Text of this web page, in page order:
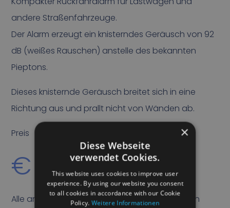
andere Straßenfahrzeuge.
Der Alarm erzeugt ein knisterndes Geräusch von 92
dB (weißes Rauschen) anstelle des bekannten
Pieptons.
Dieses knisternde Geräusch breitet sich in eine
Richtung aus und prallt nicht von Wänden ab.
Preis
€ 85,00
Alle angegebenen Preise verstehen sich, sofern
×
Diese Webseite
verwendet Cookies.
This website uses cookies to improve user
experience. By using our website you consent
to all cookies in accordance with our Cookie
Policy.Weitere Informationen